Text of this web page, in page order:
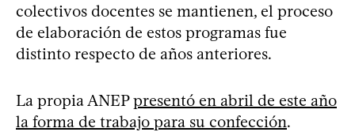
colectivos docentes se mantienen, el proceso
de elaboración de estos programas fue
distinto respecto de años anteriores.
La propia ANEPpresentó en abril de este año
la forma de trabajo para su confección.